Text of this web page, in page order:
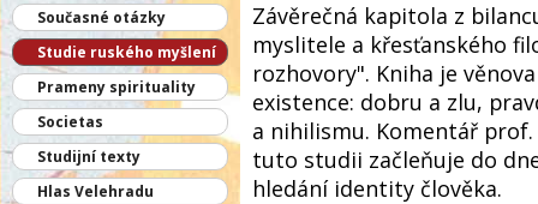
Současné otázky
Studie ruského myšlení
Prameny spirituality
Societas
Studijní texty
Hlas Velehradu
Závěrečná kapitola z
myslitele a křesťanského
rozhovory". Kniha je
existence: dobru a zlu,
a nihilismu. Komentář
tuto studii začleňuje do
hledání identity člověka.